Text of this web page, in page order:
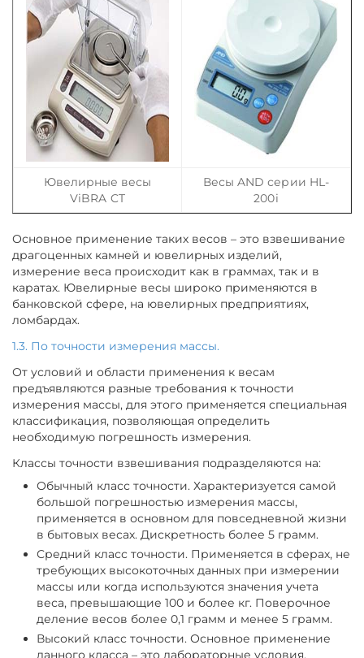
Ювелирные весы
ViBRA CT
Весы AND серии HL-
200i
Основное применение таких весов – это взвешивание
драгоценных камней и ювелирных изделий,
измерение веса происходит как в граммах, так и в
каратах. Ювелирные весы широко применяются в
банковской сфере, на ювелирных предприятиях,
ломбардах.
1.3. По точности измерения массы.
От условий и области применения к весам
предъявляются разные требования к точности
измерения массы, для этого применяется специальная
классификация, позволяющая определить
необходимую погрешность измерения.
Классы точности взвешивания подразделяются на:
Обычный класс точности. Характеризуется самой
большой погрешностью измерения массы,
применяется в основном для повседневной жизни
в бытовых весах. Дискретность более 5 грамм.
Средний класс точности. Применяется в сферах, не
требующих высокоточных данных при измерении
массы или когда используются значения учета
веса, превышающие 100 и более кг. Поверочное
деление весов более 0,1 грамм и менее 5 грамм.
Высокий класс точности. Основное применение
данного класса – это лабораторные условия,